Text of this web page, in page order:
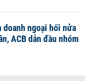
ngoại hối nửa
ACB dẫn đầu nhóm